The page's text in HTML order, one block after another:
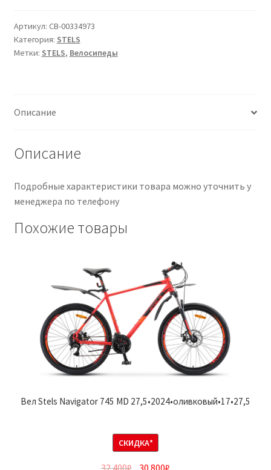
16•2023•черный•9•16
Артикул: CB-00334973
Категория: STELS
Метки: STELS, Велосипеды
Описание
Описание
Подробные характеристики товара можно уточнить у
менеджера по телефону
Похожие товары
Вел Stels Navigator 745 MD 27,5•2024•оливковый•17•27,5
СКИДКА*
32 400₽ 30 800₽